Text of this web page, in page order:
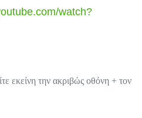
watch?
εκείνη την ακριβώς οθόνη + τον